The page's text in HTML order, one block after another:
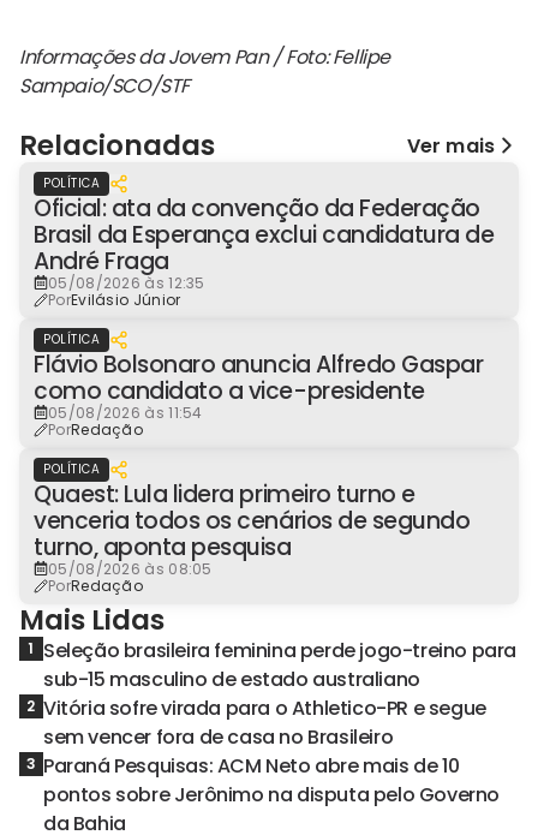
Informações da Jovem Pan / Foto: Fellipe
Sampaio/SCO/STF
Relacionadas Ver mais
POLÍTICA
Oficial: ata da convenção da Federação
Brasil da Esperança exclui candidatura de
André Fraga
05/08/2026 às 12:35
PorEvilásio Júnior
POLÍTICA
Flávio Bolsonaro anuncia Alfredo Gaspar
como candidato a vice-presidente
05/08/2026 às 11:54
PorRedação
POLÍTICA
Quaest: Lula lidera primeiro turno e
venceria todos os cenários de segundo
turno, aponta pesquisa
05/08/2026 às 08:05
PorRedação
Mais Lidas
1 Seleção brasileira feminina perde jogo-treino para
sub-15 masculino de estado australiano
2 Vitória sofre virada para o Athletico-PR e segue
sem vencer fora de casa no Brasileiro
3 Paraná Pesquisas: ACM Neto abre mais de 10
pontos sobre Jerônimo na disputa pelo Governo
da Bahia